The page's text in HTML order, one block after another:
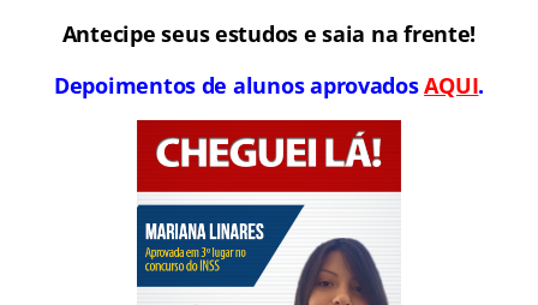
Antecipe seus estudos e saia na frente!
Depoimentos de alunos aprovadosAQUI.